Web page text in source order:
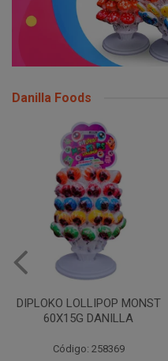
Danilla Foods
DIPLOKO LOLLIPOP MONST
60X15G DANILLA
Código: 258369